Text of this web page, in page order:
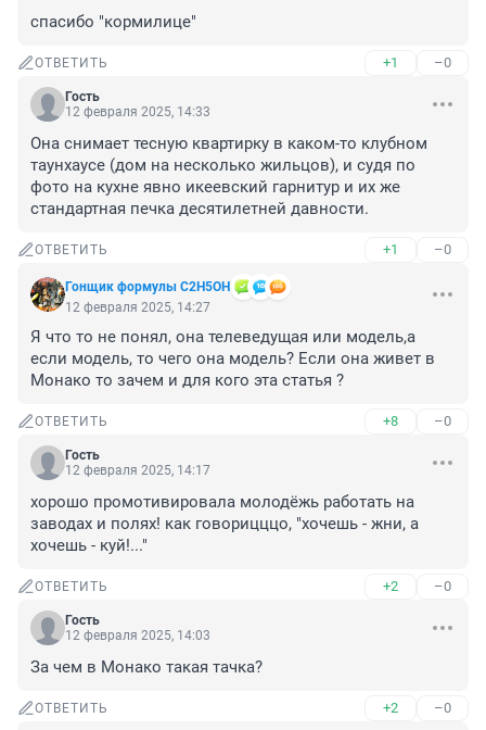
спасибо "кормилице"
ОТВЕТИТЬ +1 –0
Гость
12 февраля 2025, 14:33
Она снимает тесную квартирку в каком-то клубном
таунхаусе (дом на несколько жильцов), и судя по
фото на кухне явно икеевский гарнитур и их же
стандартная печка десятилетней давности.
ОТВЕТИТЬ +1 –0
Гонщик формулы C2H5OH
12 февраля 2025, 14:27
Я что то не понял, она телеведущая или модель,а
если модель, то чего она модель? Если она живет в
Монако то зачем и для кого эта статья ?
ОТВЕТИТЬ +8 –0
Гость
12 февраля 2025, 14:17
хорошо промотивировала молодёжь работать на
заводах и полях! как говорицццо, "хочешь - жни, а
хочешь - куй!..."
ОТВЕТИТЬ +2 –0
Гость
12 февраля 2025, 14:03
За чем в Монако такая тачка?
ОТВЕТИТЬ +2 –0